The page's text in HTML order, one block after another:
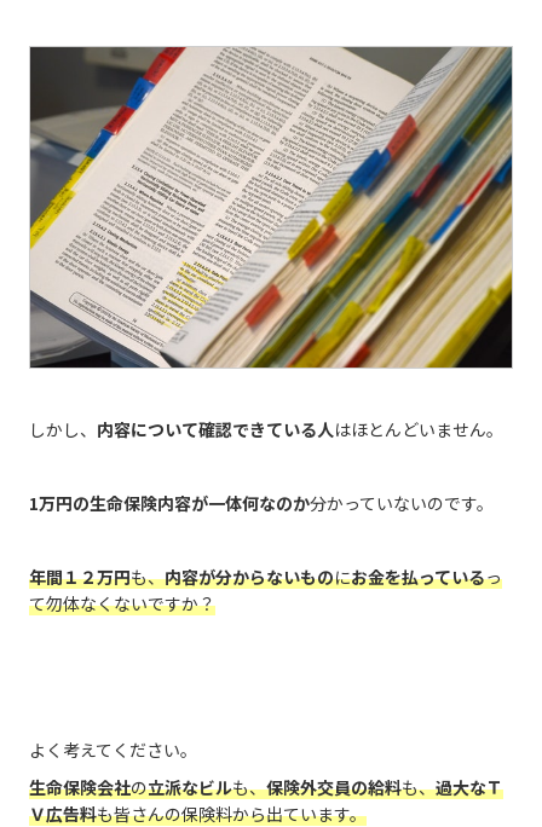
しかし、 内容について確認できている人はほとんどいません。
1万円の生命保険内容が一体何なのか分かっていないのです。
年間１２万円も、内容が分からないものにお金を払っているっ
て勿体なくないですか？
よく考えてください。
生命保険会社の立派なビルも、保険外交員の給料も、過大なＴ
Ｖ広告料も皆さんの保険料から出ています。